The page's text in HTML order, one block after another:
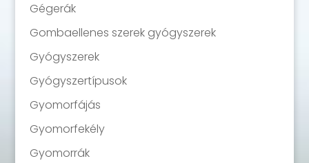
Gégerák
Gombaellenes szerek gyógyszerek
Gyógyszerek
Gyógyszertípusok
Gyomorfájás
Gyomorfekély
Gyomorrák